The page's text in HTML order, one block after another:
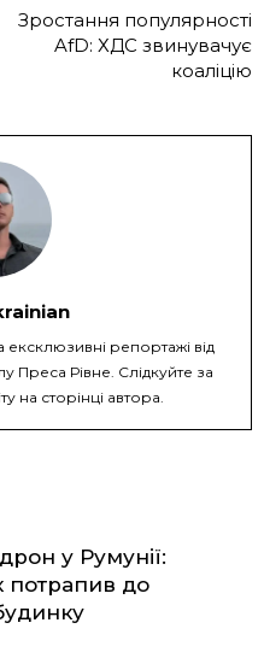
Зростання популярності
AfD: ХДС звинувачує
коаліцію
ексклюзивні репортажі від
Преса Рівне. Слідкуйте за
на сторінці автора.
у Румунії:
потрапив до